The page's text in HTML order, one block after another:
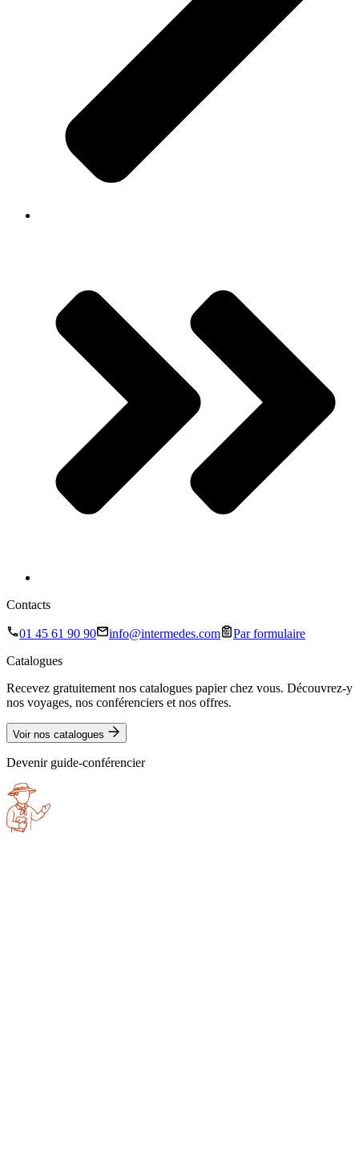
Contacts
01 45 61 90 90 info@intermedes.com
Par formulaire
Catalogues
Recevez gratuitement nos catalogues papier chez vous. Découvrez-y
nos voyages, nos conférenciers et nos offres.
Voir nos catalogues
Devenir guide-conférencier